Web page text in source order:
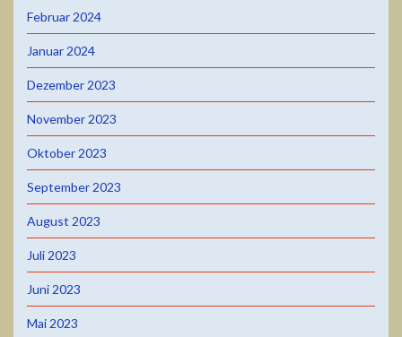
Februar 2024
Januar 2024
Dezember 2023
November 2023
Oktober 2023
September 2023
August 2023
Juli 2023
Juni 2023
Mai 2023